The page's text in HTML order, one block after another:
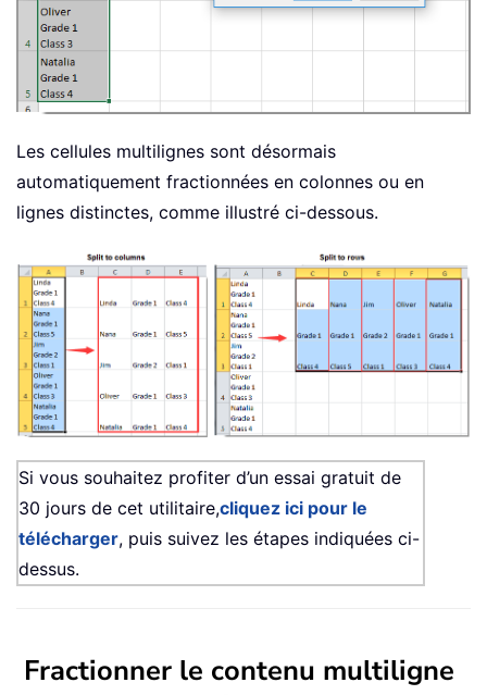
Les cellules multilignes sont désormais
automatiquement fractionnées en colonnes ou en
lignes distinctes, comme illustré ci-dessous.
Si vous souhaitez profiter d’un essai gratuit de
30 jours de cet utilitaire,cliquez ici pour le
télécharger, puis suivez les étapes indiquées ci-
dessus.
Fractionner le contenu multiligne